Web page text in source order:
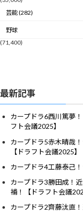
芸能 (282)
野球
(71,400)
最新記事
カープドラ6西川篤夢
フト会議2025】
カープドラ5赤木晴哉
【ドラフト会議2025】
カープドラ4工藤泰己
カープドラ3勝田成！
補！【ドラフト会議
カープドラ2齊藤汰直